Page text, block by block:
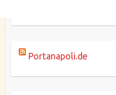
Portanapoli.de